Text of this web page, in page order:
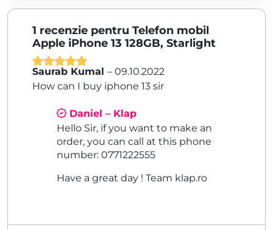
1 recenzie pentru Telefon mobil
Apple iPhone 13 128GB, Starlight
Evaluat la5
din 5
Saurab Kumal – 09.10.2022
How can I buy iphone 13 sir
Daniel – Klap
Hello Sir, if you want to make an
order, you can call at this phone
number: 0771222555
Have a great day ! Team klap.ro